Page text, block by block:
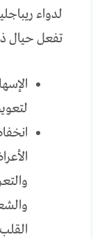
تفعل حيال